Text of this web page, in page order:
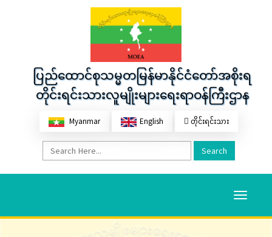
ပြည်ထောင်စုသမ္မတမြန်မာနိုင်ငံတော်အစိုးရ
တိုင်းရင်းသားလူမျိုးများရေးရာဝန်ကြီးဌာန
Myanmar English တိုင်းရင်းသား
Search
Toggle